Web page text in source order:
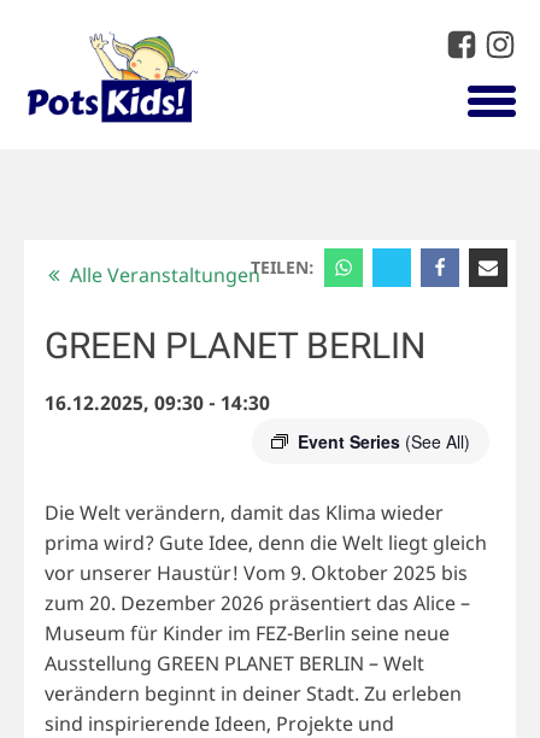
TEILEN:
Alle Veranstaltungen
GREEN PLANET BERLIN
16.12.2025, 09:30- 14:30
Event Series (See All)
Die Welt verändern, damit das Klima wieder
prima wird? Gute Idee, denn die Welt liegt gleich
vor unserer Haustür! Vom 9. Oktober 2025 bis
zum 20. Dezember 2026 präsentiert das Alice –
Museum für Kinder im FEZ-Berlin seine neue
Ausstellung GREEN PLANET BERLIN – Welt
verändern beginnt in deiner Stadt. Zu erleben
sind inspirierende Ideen, Projekte und